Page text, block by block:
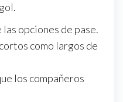
opciones de pase.
como largos de
los compañeros